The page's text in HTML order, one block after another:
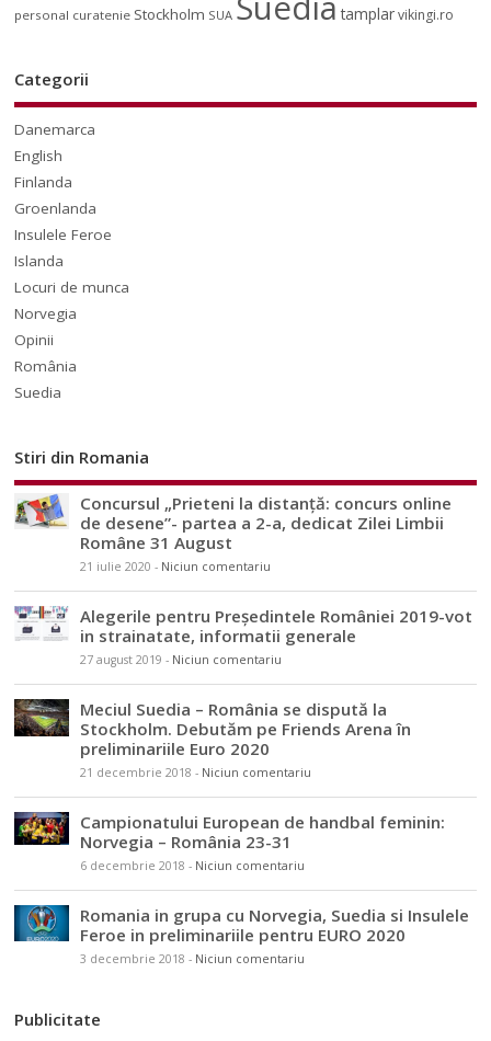
personal curatenie Stockholm SUA tamplar vikingi.ro
Categorii
Danemarca
English
Finlanda
Groenlanda
Insulele Feroe
Islanda
Locuri de munca
Norvegia
Opinii
România
Suedia
Stiri din Romania
Concursul „Prieteni la distanță: concurs online
de desene”- partea a 2-a, dedicat Zilei Limbii
Române 31 August
21 iulie 2020 - Niciun comentariu
Alegerile pentru Președintele României 2019-vot
in strainatate, informatii generale
27 august 2019 - Niciun comentariu
Meciul Suedia – România se dispută la
Stockholm. Debutăm pe Friends Arena în
preliminariile Euro 2020
21 decembrie 2018 - Niciun comentariu
Campionatului European de handbal feminin:
Norvegia – România 23-31
6 decembrie 2018 - Niciun comentariu
Romania in grupa cu Norvegia, Suedia si Insulele
Feroe in preliminariile pentru EURO 2020
3 decembrie 2018 - Niciun comentariu
Publicitate